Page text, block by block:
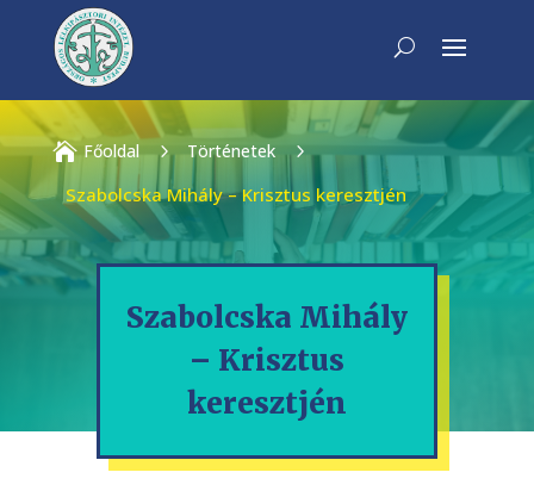
 Főoldal 5 Történetek 5
Szabolcska Mihály – Krisztus keresztjén
Szabolcska Mihály
– Krisztus
keresztjén